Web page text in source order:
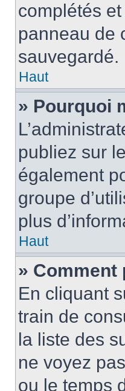
complétés
panneau de
sauvegardé.
Haut
» Pourquoi
publiez sur
également
groupe
plus
Haut
» Comment
En cliquant
train de
la liste des
ne voyez
ou le temps